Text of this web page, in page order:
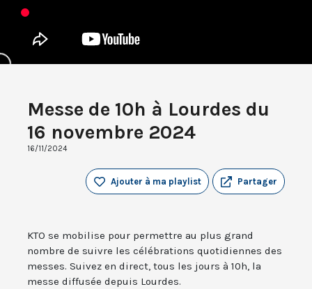
Messe de 10h à Lourdes du
16 novembre 2024
16/11/2024
Partager
Ajouter à ma playlist
KTO se mobilise pour permettre au plus grand
nombre de suivre les célébrations quotidiennes des
messes. Suivez en direct, tous les jours à 10h, la
messe diffusée depuis Lourdes.